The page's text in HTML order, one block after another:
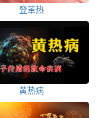
登革热
黄热病